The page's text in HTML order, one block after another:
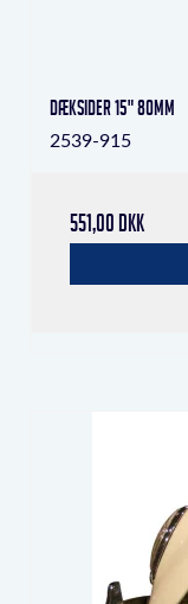
Dæksider 15" 80mm
2539-915
551,00 DKK